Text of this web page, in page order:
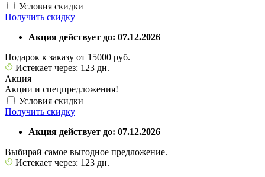
Условия скидки
Получить скидку
Акция действует до: 07.12.2026
Подарок к заказу от 15000 руб.
Истекает через: 123 дн.
Акция
Акции и спецпредложения!
Условия скидки
Получить скидку
Акция действует до: 07.12.2026
Выбирай самое выгодное предложение.
Истекает через: 123 дн.